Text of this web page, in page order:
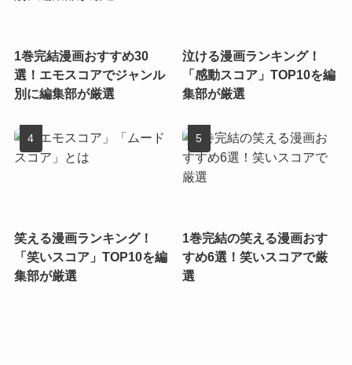
1巻完結漫画おすすめ30
選！エモスコアでジャンル
別に編集部が厳選
泣ける漫画ランキング！
「感動スコア」TOP10を編
集部が厳選
笑える漫画ランキング！
「笑いスコア」TOP10を編
集部が厳選
1巻完結の笑える漫画おす
すめ6選！笑いスコアで厳
選